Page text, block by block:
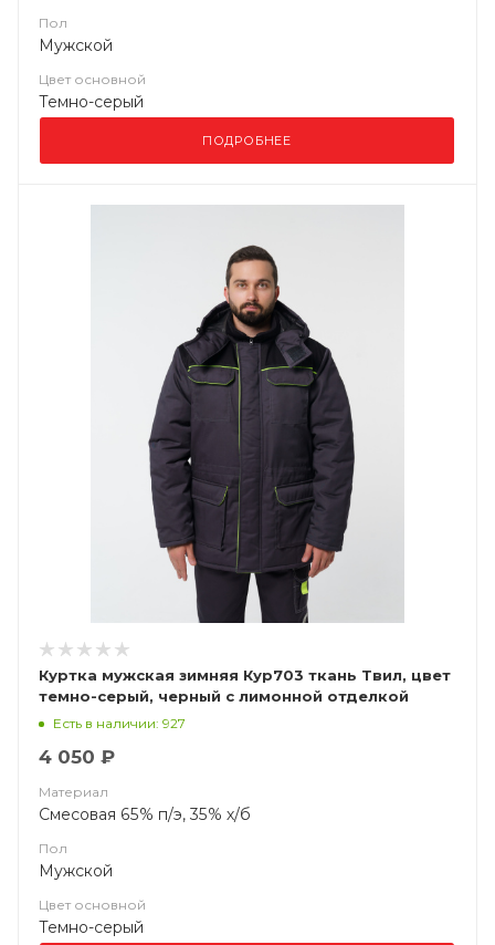
Пол
Мужской
Цвет основной
Темно-серый
ПОДРОБНЕЕ
Куртка мужская зимняя Кур703 ткань Твил, цвет
темно-серый, черный с лимонной отделкой
Есть в наличии: 927
4 050 ₽
Материал
Смесовая 65% п/э, 35% х/б
Пол
Мужской
Цвет основной
Темно-серый